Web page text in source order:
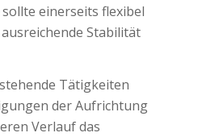
einerseits flexibel
Stabilität
Tätigkeiten
der Aufrichtung
Verlauf das